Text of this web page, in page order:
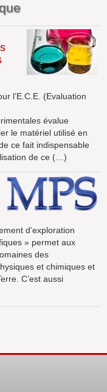
l’E.C.E. (Evaluation
évalue
le matériel utilisé en
ce fait indispensable
de ce (…)
d’exploration
» permet aux
des
et chimiques et
C’est aussi